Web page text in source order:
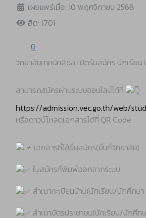
เผยแพร่เมื่อ: 10 พฤศจิกายน 2568
ฮิต: 1701
0
วิทยาลัยเทคนิคสิชล เปิดรับสมัคร นักเรีย
สามารถสมัครผ่านระบบออนไลน์ได้ที่
https://admission.vec.go.th/web/
หรือดาวน์โหลดเอกสารได้ที่ QR Code
เอกสารที่ใช้ยื่นสมัคร(ยื่นที่วิทยาลัย)
ใบสมัครที่พิมพ์ออกจากระบบ
สำเนาทะเบียนบ้าน(นักเรียน/นักศึกษ
สำเนาบัตรประชาชน(นักเรียน/นักศึก